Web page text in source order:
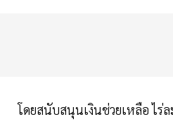
โดยสนับสนุนเงินช่วยเหลือ ไร่